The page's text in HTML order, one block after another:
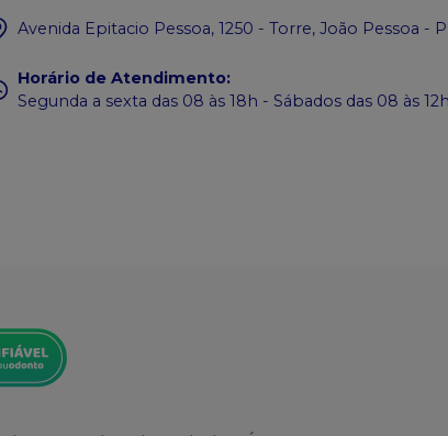
Avenida Epitacio Pessoa, 1250 - Torre, João Pessoa -
Horário de Atendimento:
Segunda a sexta das 08 às 18h - Sábados das 08 às 12h